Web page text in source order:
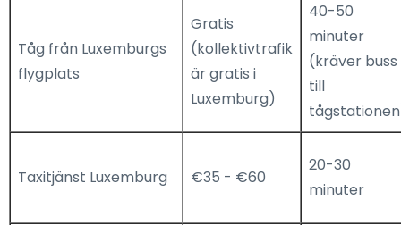
Tåg från Luxemburgs
flygplats
Gratis
(kollektivtrafik
är gratis i
Luxemburg)
40-50
minuter
(kräver buss
till
Taxitjänst Luxemburg €35 - €60
20-30
minuter